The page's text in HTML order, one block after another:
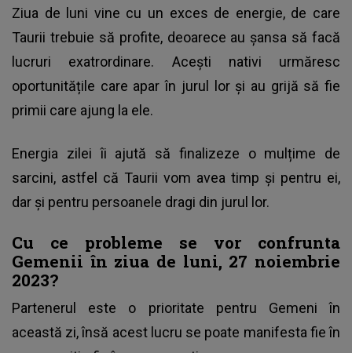
Ziua de luni vine cu un exces de energie, de care
Taurii trebuie să profite, deoarece au șansa să facă
lucruri exatrordinare. Acești nativi urmăresc
oportunitățile care apar în jurul lor și au grijă să fie
primii care ajung la ele.
Energia zilei îi ajută să finalizeze o mulțime de
sarcini, astfel că Taurii vom avea timp și pentru ei,
dar și pentru persoanele dragi din jurul lor.
Cu ce probleme se vor confrunta
Gemenii în ziua de luni, 27 noiembrie
2023?
Partenerul este o prioritate pentru Gemeni în
această zi, însă acest lucru se poate manifesta fie în